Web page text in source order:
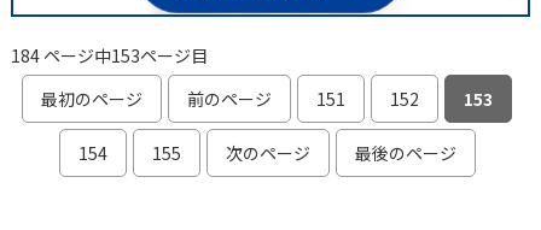
184 ページ中153ページ目
最初のページ
前のページ 151 152 153
154 155 次のページ 最後のページ